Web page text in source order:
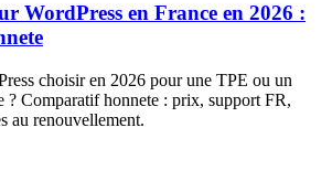
WordPress en France en 2026 :
choisir en 2026 pour une TPE ou un
? Comparatif honnete : prix, support FR,
au renouvellement.